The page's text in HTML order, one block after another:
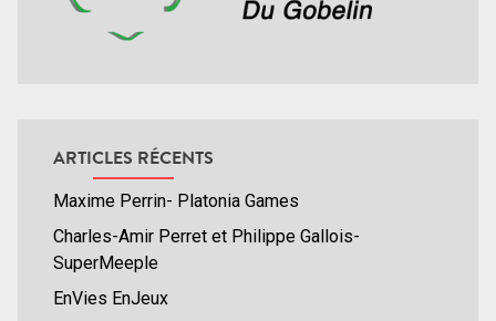
ARTICLES RÉCENTS
Maxime Perrin- Platonia Games
Charles-Amir Perret et Philippe Gallois-
SuperMeeple
EnVies EnJeux